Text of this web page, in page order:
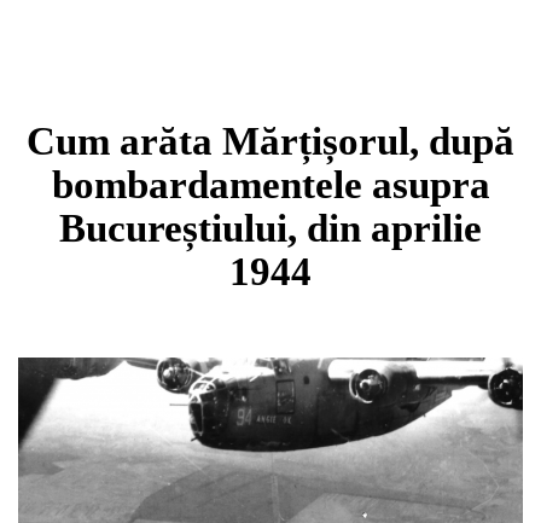
Cum arăta Mărțișorul, după
bombardamentele asupra
Bucureștiului, din aprilie
1944